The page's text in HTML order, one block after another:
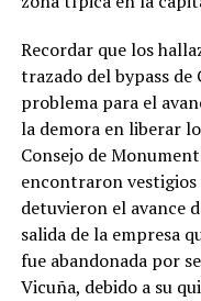
Recordar que los
trazado del bypass
problema para el
la demora en liberar
Consejo de
encontraron vestigios
detuvieron el avance
salida de la empresa
fue abandonada por
Vicuña, debido a su